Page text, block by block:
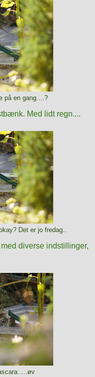
på en gang....?
Med lidt regn....
Det er jo fredag..
diverse indstillinger,